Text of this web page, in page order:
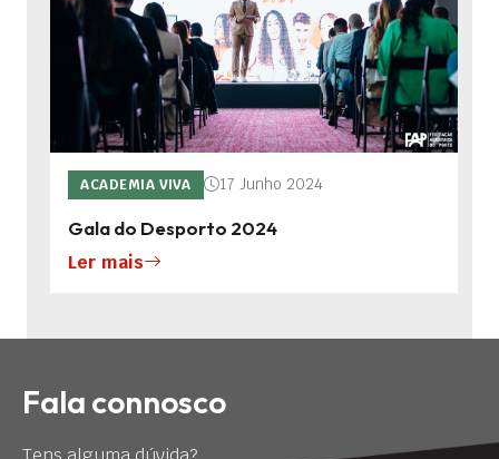
ACADEMIA VIVA 17 Junho 2024
Gala do Desporto 2024
Ler mais
Fala connosco